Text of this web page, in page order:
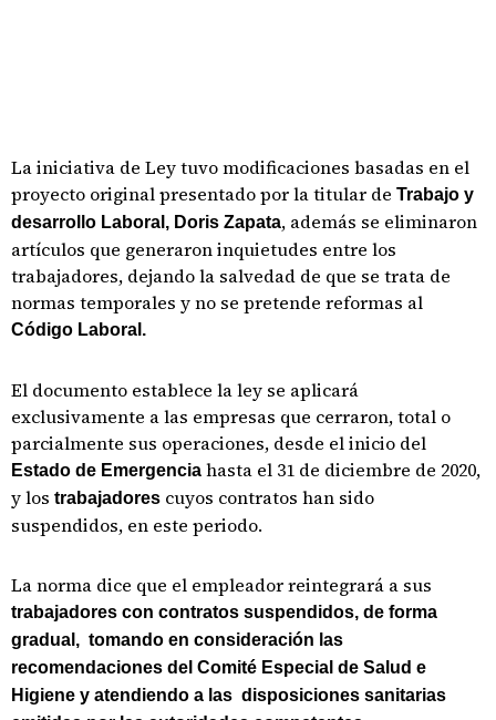
La iniciativa de Ley tuvo modificaciones basadas en el
proyecto original presentado por la titular de Trabajo y
desarrollo Laboral, Doris Zapata, además se eliminaron
artículos que generaron inquietudes entre los
trabajadores, dejando la salvedad de que se trata de
normas temporales y no se pretende reformas al
Código Laboral.
El documento establece la ley se aplicará
exclusivamente a las empresas que cerraron, total o
parcialmente sus operaciones, desde el inicio del
Estado de Emergencia hasta el 31 de diciembre de 2020,
y los trabajadores cuyos contratos han sido
suspendidos, en este periodo.
La norma dice que el empleador reintegrará a sus
trabajadores con contratos suspendidos, de forma
gradual, tomando en consideración las
recomendaciones del Comité Especial de Salud e
Higiene y atendiendo a las disposiciones sanitarias